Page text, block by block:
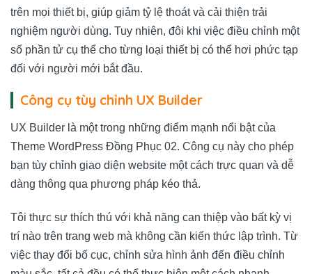
trên mọi thiết bị, giúp giảm tỷ lệ thoát và cải thiện trải
nghiệm người dùng. Tuy nhiên, đôi khi việc điều chỉnh một
số phần tử cụ thể cho từng loại thiết bị có thể hơi phức tạp
đối với người mới bắt đầu.
Công cụ tùy chỉnh UX Builder
UX Builder là một trong những điểm mạnh nổi bật của
Theme WordPress Đồng Phục 02. Công cụ này cho phép
bạn tùy chỉnh giao diện website một cách trực quan và dễ
dàng thông qua phương pháp kéo thả.
Tôi thực sự thích thú với khả năng can thiệp vào bất kỳ vị
trí nào trên trang web mà không cần kiến thức lập trình. Từ
việc thay đổi bố cục, chỉnh sửa hình ảnh đến điều chỉnh